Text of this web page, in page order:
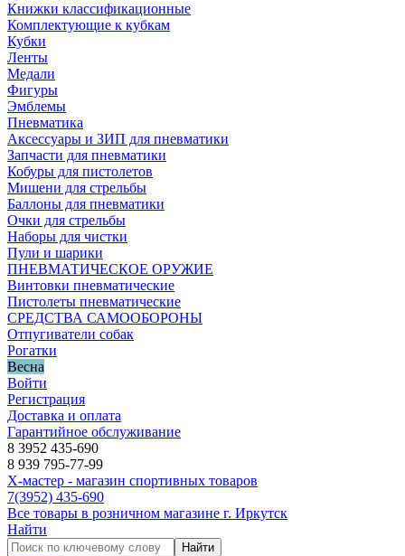
Книжки классификационные
Комплектующие к кубкам
Кубки
Ленты
Медали
Фигуры
Эмблемы
Пневматика
Аксессуары и ЗИП для пневматики
Запчасти для пневматики
Кобуры для пистолетов
Мишени для стрельбы
Баллоны для пневматики
Очки для стрельбы
Наборы для чистки
Пули и шарики
ПНЕВМАТИЧЕСКОЕ ОРУЖИЕ
Винтовки пневматические
Пистолеты пневматические
СРЕДСТВА САМООБОРОНЫ
Отпугиватели собак
Рогатки
Весна
Войти
Регистрация
Доставка и оплата
Гарантийное обслуживание
8 3952 435-690
8 939 795-77-99
Х-мастер - магазин спортивных товаров
7(3952) 435-690
Все товары в розничном магазине г. Иркутск
Найти
Найти